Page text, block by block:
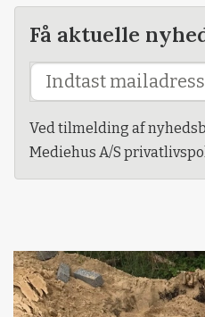
Få aktuelle
Ved tilmelding af
Mediehus A/S